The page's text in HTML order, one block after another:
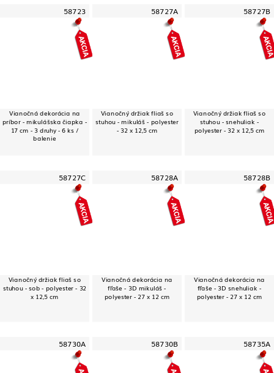
58723
Vianočná dekorácia na
príbor - mikulášska čiapka -
17 cm - 3 druhy - 6 ks /
balenie
58727A
Vianočný držiak fliaš so
stuhou - mikuláš - polyester
- 32 x 12,5 cm
58727B
Vianočný držiak fliaš so
stuhou - snehuliak -
polyester - 32 x 12,5 cm
58727C
Vianočný držiak fliaš so
stuhou - sob - polyester - 32
x 12,5 cm
58728A
Vianočná dekorácia na
fľaše - 3D mikuláš -
polyester - 27 x 12 cm
58728B
Vianočná dekorácia na
fľaše - 3D snehuliak -
polyester - 27 x 12 cm
58730A 58730B 58735A